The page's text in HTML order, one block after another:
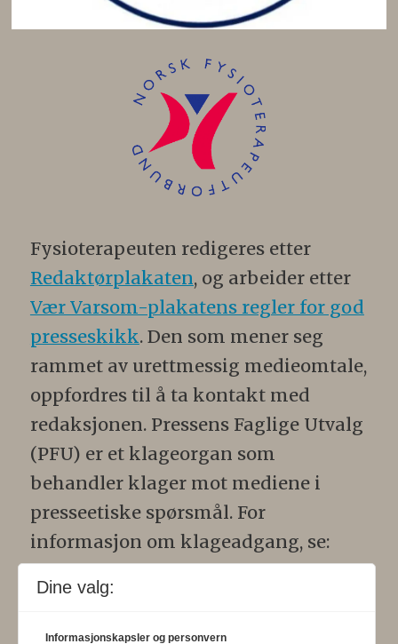
Fysioterapeuten redigeres etter
Redaktørplakaten, og arbeider etter
Vær Varsom-plakatens regler for god
presseskikk. Den som mener seg
rammet av urettmessig medieomtale,
oppfordres til å ta kontakt med
redaksjonen. Pressens Faglige Utvalg
(PFU) er et klageorgan som
behandler klager mot mediene i
presseetiske spørsmål. For
informasjon om klageadgang, se:
www.presse.no.
Dine valg:
Informasjonskapsler og personvern